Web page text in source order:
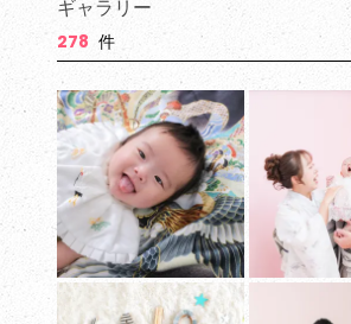
ギャラリー
278 件